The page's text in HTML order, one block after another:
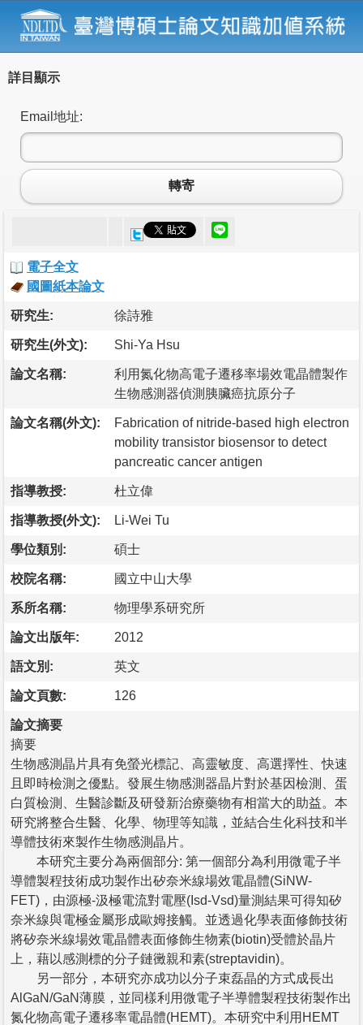
詳目顯示
Email地址:
轉寄
電子全文
國圖紙本論文
研究生: 徐詩雅
研究生(外文): Shi-Ya Hsu
論文名稱:
利用氮化物高電子遷移率場效電晶體製作
生物感測器偵測胰臟癌抗原分子
論文名稱(外文):
Fabrication of nitride-based high electron
mobility transistor biosensor to detect
pancreatic cancer antigen
指導教授: 杜立偉
指導教授(外文): Li-Wei Tu
學位類別: 碩士
校院名稱: 國立中山大學
系所名稱: 物理學系研究所
論文出版年: 2012
語文別: 英文
論文頁數: 126
論文摘要
摘要
生物感測晶片具有免螢光標記、高靈敏度、高選擇性、快速
且即時檢測之優點。發展生物感測器晶片對於基因檢測、蛋
白質檢測、生醫診斷及研發新治療藥物有相當大的助益。本
研究將整合生醫、化學、物理等知識，並結合生化科技和半
導體技術來製作生物感測晶片。
本研究主要分為兩個部分: 第一個部分為利用微電子半
導體製程技術成功製作出矽奈米線場效電晶體(SiNW-
FET)，由源極-汲極電流對電壓(Isd-Vsd)量測結果可得知矽
奈米線與電極金屬形成歐姆接觸。並透過化學表面修飾技術
將矽奈米線場效電晶體表面修飾生物素(biotin)受體於晶片
上，藉以感測標的分子鏈黴親和素(streptavidin)。
另一部分，本研究亦成功以分子束磊晶的方式成長出
AlGaN/GaN薄膜，並同樣利用微電子半導體製程技術製作出
氮化物高電子遷移率電晶體(HEMT)。本研究中利用HEMT